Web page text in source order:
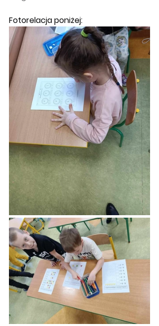
Fotorelacja poniżej: